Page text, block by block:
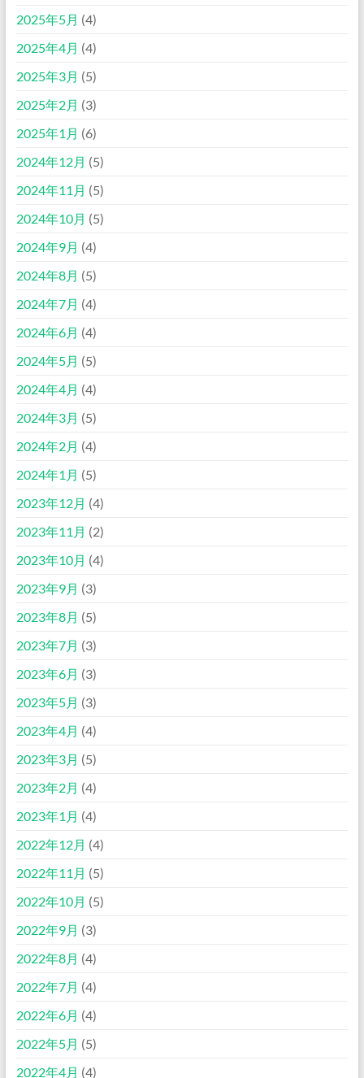
2025年5月 (4)
2025年4月 (4)
2025年3月 (5)
2025年2月 (3)
2025年1月 (6)
2024年12月 (5)
2024年11月 (5)
2024年10月 (5)
2024年9月 (4)
2024年8月 (5)
2024年7月 (4)
2024年6月 (4)
2024年5月 (5)
2024年4月 (4)
2024年3月 (5)
2024年2月 (4)
2024年1月 (5)
2023年12月 (4)
2023年11月 (2)
2023年10月 (4)
2023年9月 (3)
2023年8月 (5)
2023年7月 (3)
2023年6月 (3)
2023年5月 (3)
2023年4月 (4)
2023年3月 (5)
2023年2月 (4)
2023年1月 (4)
2022年12月 (4)
2022年11月 (5)
2022年10月 (5)
2022年9月 (3)
2022年8月 (4)
2022年7月 (4)
2022年6月 (4)
2022年5月 (5)
2022年4月 (4)